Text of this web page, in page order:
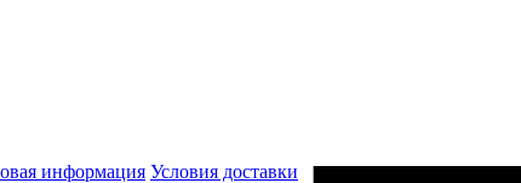
информация Условия доставки